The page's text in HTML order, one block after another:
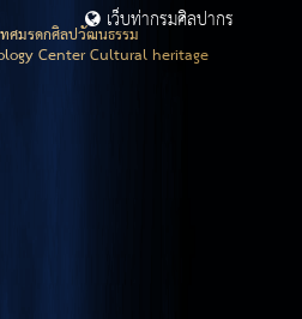
ศมรดกศิลปวัฒนธรรม
Center Cultural heritage
เว็บท่ากรมศิลปากร